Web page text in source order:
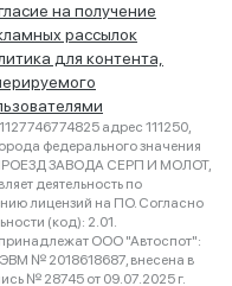
на получение
рассылок
для контента,
адрес 111250,
федерального значения
ЗАВОДА СЕРП И МОЛОТ,
деятельность по
лицензий на ПО. Согласно
(код): 2.01.
ООО "Автоспот":
№ 2018618687, внесена в
№ 28745 от 09.07.2025 г.